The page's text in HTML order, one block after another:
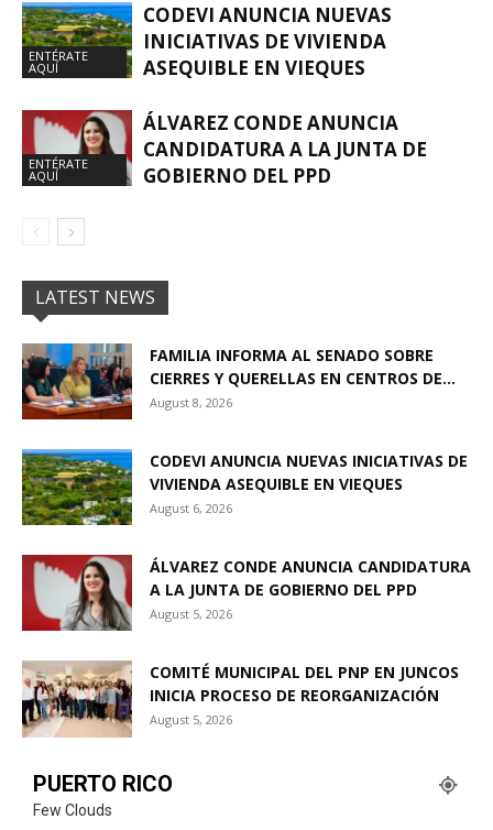
ENTÉRATE
AQUÍ
CODEVI ANUNCIA NUEVAS
INICIATIVAS DE VIVIENDA
ASEQUIBLE EN VIEQUES
ENTÉRATE
AQUÍ
ÁLVAREZ CONDE ANUNCIA
CANDIDATURA A LA JUNTA DE
GOBIERNO DEL PPD
LATEST NEWS
FAMILIA INFORMA AL SENADO SOBRE
CIERRES Y QUERELLAS EN CENTROS DE...
August 8, 2026
CODEVI ANUNCIA NUEVAS INICIATIVAS DE
VIVIENDA ASEQUIBLE EN VIEQUES
August 6, 2026
ÁLVAREZ CONDE ANUNCIA CANDIDATURA
A LA JUNTA DE GOBIERNO DEL PPD
August 5, 2026
COMITÉ MUNICIPAL DEL PNP EN JUNCOS
INICIA PROCESO DE REORGANIZACIÓN
August 5, 2026
PUERTO RICO
Few Clouds